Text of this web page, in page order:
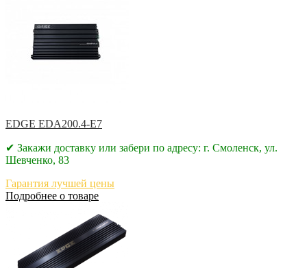
EDGE EDA200.4-E7
✔ Закажи доставку или забери по адресу: г. Смоленск, ул.
Шевченко, 83
Гарантия лучшей цены
Подробнее о товаре